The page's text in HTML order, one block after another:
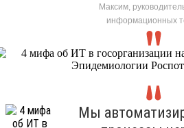
Максим,
информационных
Мы